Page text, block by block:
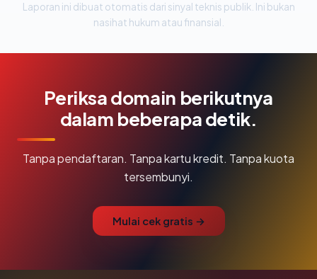
Laporan ini dibuat otomatis dari sinyal teknis publik. Ini bukan
nasihat hukum atau finansial.
Periksa domain berikutnya
dalam beberapa detik.
Tanpa pendaftaran. Tanpa kartu kredit. Tanpa kuota
tersembunyi.
Mulai cek gratis →